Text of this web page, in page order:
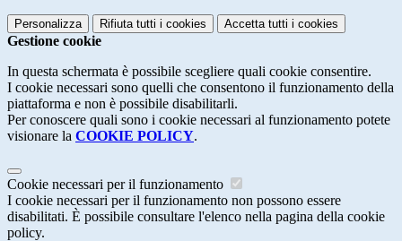
Personalizza Rifiuta tutti i cookies Accetta tutti i cookies
Gestione cookie
In questa schermata è possibile scegliere quali cookie consentire.
I cookie necessari sono quelli che consentono il funzionamento della
piattaforma e non è possibile disabilitarli.
Per conoscere quali sono i cookie necessari al funzionamento potete
visionare la COOKIE POLICY.
Cookie necessari per il funzionamento
I cookie necessari per il funzionamento non possono essere
disabilitati. È possibile consultare l'elenco nella pagina della cookie
policy.